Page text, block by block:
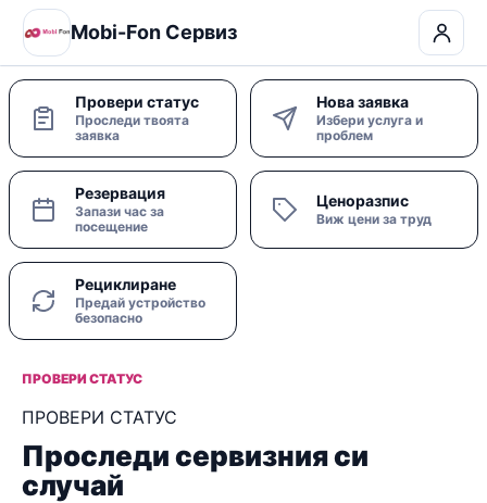
Mobi-Fon Сервиз
Провери статус
Проследи твоята
заявка
Нова заявка
Избери услуга и
проблем
Резервация
Запази час за
посещение
Ценоразпис
Виж цени за труд
Рециклиране
Предай устройство
безопасно
ПРОВЕРИ СТАТУС
ПРОВЕРИ СТАТУС
Проследи сервизния си
случай